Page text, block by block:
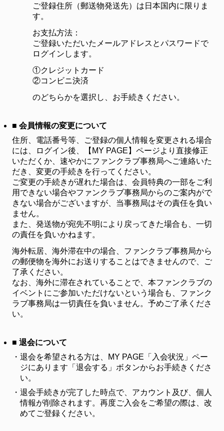
ご登録住所（郵送物発送先）は日本国内に限りま
す。
お支払方法：
ご登録いただいたメールアドレスとパスワードで
ログインします。
①クレジットカード
②コンビニ決済
のどちらかを選択し、お手続きください。
■ 会員情報の変更について
住所、電話番号等、ご登録の個人情報を変更される場合
には、ログイン後、【MY PAGE】ページより直接修正
いただくか、速やかにファンクラブ事務局へご連絡いた
だき、変更の手続きを行ってください。
ご変更の手続きが遅れた場合は、会員特典の一部をご利
用できない場合やファンクラブ事務局からのご案内がで
きない場合がございますが、当事務局はその責任を負い
ません。
また、発送物が宛先不明により戻ってきた場合も、一切
の責任を負いかねます。
海外転居、海外滞在中の場合、ファンクラブ事務局から
の郵便物を海外にお送りすることはできませんので、ご
了承ください。
なお、海外に滞在されていることで、本ファンクラブの
イベントにご参加いただけないという場合も、ファンク
ラブ事務局は一切責任を負いません。予めご了承くださ
い。
■ 退会について
・ 退会を希望される方は、MY PAGE「入会状況」ペー
ジにあります「退会する」ボタンからお手続きくださ
い。
・ 退会手続きが完了した時点で、アカウント及び、個人
情報が削除されます。再度ご入会をご希望の際は、改
めてご登録ください。